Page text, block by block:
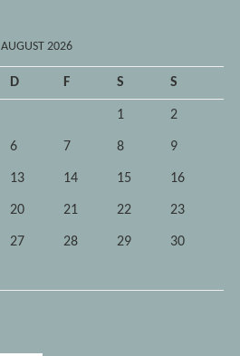
AUGUST 2026
D F S S
1 2
6 7 8 9
13 14 15 16
20 21 22 23
27 28 29 30